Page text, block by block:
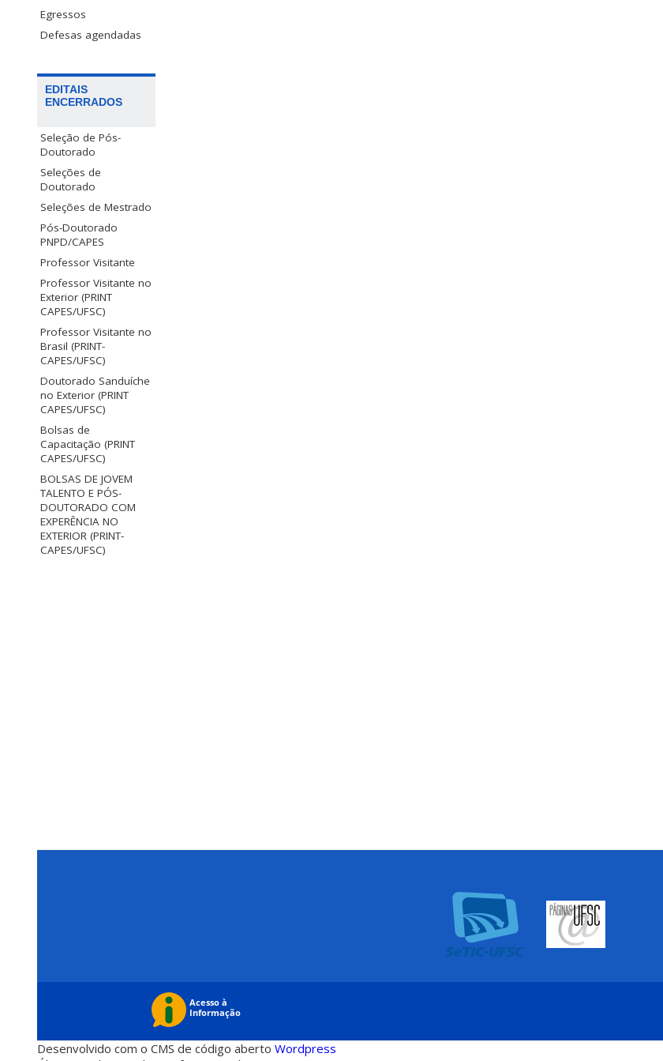
Egressos
Defesas agendadas
EDITAIS
ENCERRADOS
Seleção de Pós-
Doutorado
Seleções de
Doutorado
Seleções de Mestrado
Pós-Doutorado
PNPD/CAPES
Professor Visitante
Professor Visitante no
Exterior (PRINT
CAPES/UFSC)
Professor Visitante no
Brasil (PRINT-
CAPES/UFSC)
Doutorado Sanduíche
no Exterior (PRINT
CAPES/UFSC)
Bolsas de
Capacitação (PRINT
CAPES/UFSC)
BOLSAS DE JOVEM
TALENTO E PÓS-
DOUTORADO COM
EXPERÊNCIA NO
EXTERIOR (PRINT-
CAPES/UFSC)
Desenvolvido com o CMS de código aberto Wordpress